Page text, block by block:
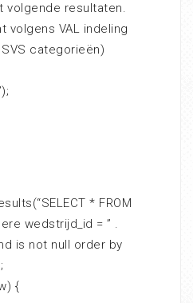
volgende resultaten.
volgens VAL indeling
categorieën)
* FROM
wedstrijd_id = ” .
is not null order by
{